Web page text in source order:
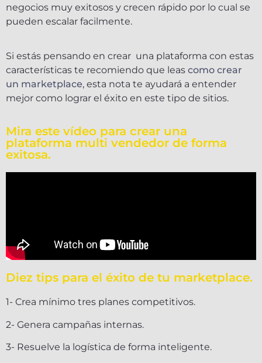
negocios muy exitosos y crecen rápido por lo cual se
pueden escalar facilmente.
Si estás pensando en crear una plataforma con estas
características te recomiendo que leas como crear
un marketplace, esta nota te ayudará a entender
mejor como lograr el éxito en este tipo de sitios.
Mira este vídeo para crear una
plataforma multi vendedor de forma
exitosa.
Diez tips para el éxito de tu marketplace.
1- Crea mínimo tres planes competitivos.
2- Genera campañas internas.
3- Resuelve la logística de forma inteligente.